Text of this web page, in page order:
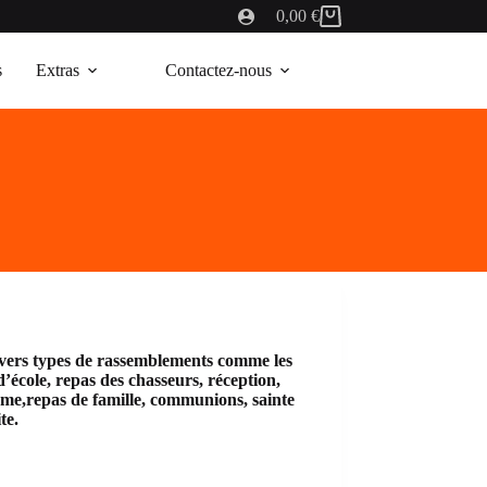
Panier
0,00 €
Extras Contactez-nous
types de rassemblements comme les
repas des chasseurs, réception,
de famille, communions, sainte